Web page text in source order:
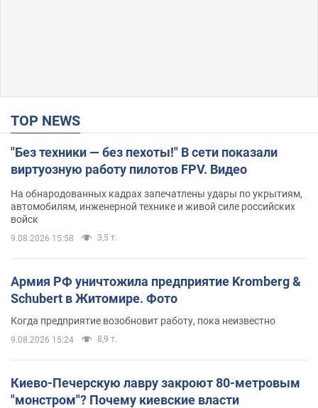
TOP NEWS
"Без техники — без пехоты!" В сети показали
виртуозную работу пилотов FPV. Видео
На обнародованных кадрах запечатлены удары по укрытиям,
автомобилям, инженерной технике и живой силе российских
войск
9.08.2026 15:58 3,5 т.
Армия РФ уничтожила предприятие Kromberg &
Schubert в Житомире. Фото
Когда предприятие возобновит работу, пока неизвестно
9.08.2026 15:24 8,9 т.
Киево-Печерскую лавру закроют 80-метровым
"монстром"? Почему киевские власти